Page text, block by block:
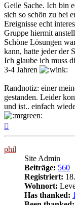
Geile Sache. Ich bin
sich so schön zu bei
Ereignisse echt
Gruppe hiermit
Schöne Lösungen
kann, hatte jeder der
Ich glaube ich muss
3-4 Jahren
Randnotiz: einer
gestanden. Leider
und ist.. einfach
phil
Site Admin
Beiträge: 560
Registriert:
Wohnort:
Has thanked: